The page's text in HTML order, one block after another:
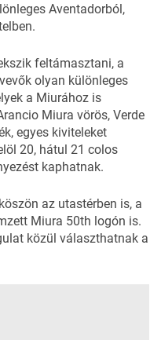
Aventadorból,
feltámasztani, a
olyan különleges
a Miurához is
Miura vörös, Verde
egyes kiviteleket
20, hátul 21 colos
kaphatnak.
az utastérben is, a
Miura 50th logón is.
közül választhatnak a